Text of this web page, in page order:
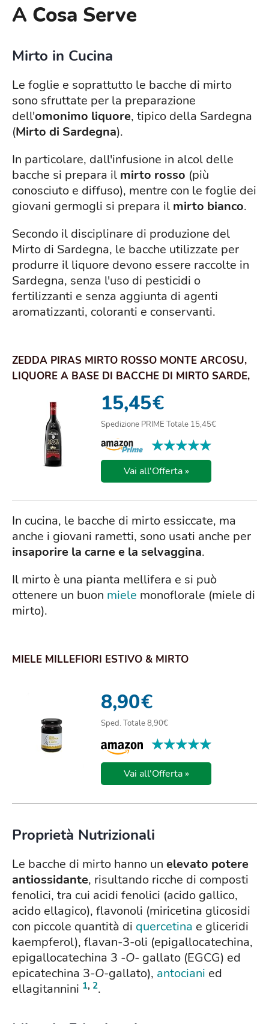
A Cosa Serve
Mirto in Cucina
Le foglie e soprattutto le bacche di mirto
sono sfruttate per la preparazione
dell'omonimo liquore, tipico della Sardegna
(Mirto di Sardegna).
In particolare, dall'infusione in alcol delle
bacche si prepara il mirto rosso (più
conosciuto e diffuso), mentre con le foglie dei
giovani germogli si prepara il mirto bianco.
Secondo il disciplinare di produzione del
Mirto di Sardegna, le bacche utilizzate per
produrre il liquore devono essere raccolte in
Sardegna, senza l'uso di pesticidi o
fertilizzanti e senza aggiunta di agenti
aromatizzanti, coloranti e conservanti.
ZEDDA PIRAS MIRTO ROSSO MONTE ARCOSU,
LIQUORE A BASE DI BACCHE DI MIRTO SARDE,
15,45€
Spedizione PRIME Totale 15,45€
★★★★★
★★★★★
Vai all'Offerta »
In cucina, le bacche di mirto essiccate, ma
anche i giovani rametti, sono usati anche per
insaporire la carne e la selvaggina.
Il mirto è una pianta mellifera e si può
ottenere un buon miele monoflorale (miele di
mirto).
MIELE MILLEFIORI ESTIVO & MIRTO
8,90€
Sped. Totale 8,90€
★★★★★
★★★★★
Vai all'Offerta »
Proprietà Nutrizionali
Le bacche di mirto hanno un elevato potere
antiossidante, risultando ricche di composti
fenolici, tra cui acidi fenolici (acido gallico,
acido ellagico), flavonoli (miricetina glicosidi
con piccole quantità di quercetina e gliceridi
kaempferol), flavan-3-oli (epigallocatechina,
epigallocatechina 3 -O- gallato (EGCG) ed
epicatechina 3-O-gallato), antociani ed
ellagitannini 1, 2.